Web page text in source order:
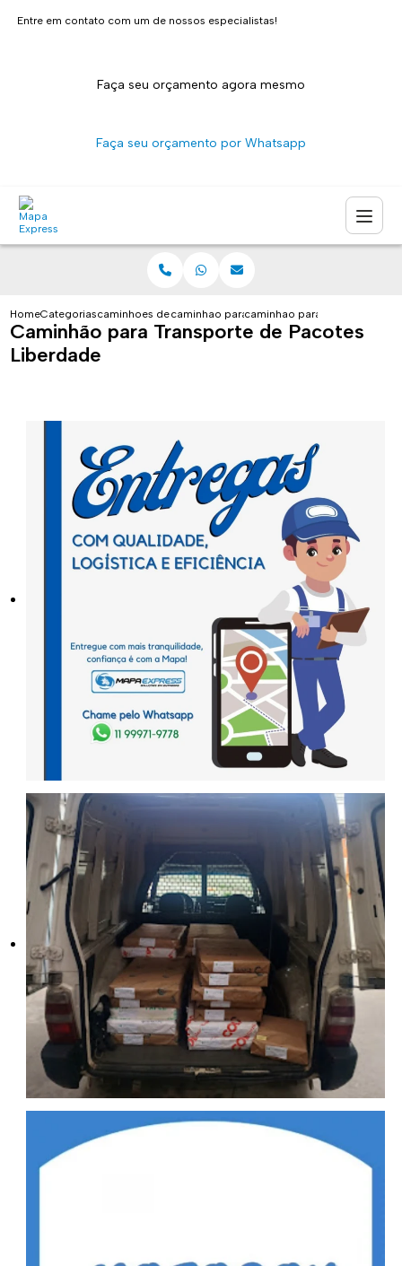
Entre em contato com um de nossos especialistas!
Faça seu orçamento agora mesmo
Faça seu orçamento por Whatsapp
HomeCategoriascaminhoes de entregacaminhao para transporte de encomendas
caminhao para transporte de
Caminhão para Transporte de Pacotes
Liberdade